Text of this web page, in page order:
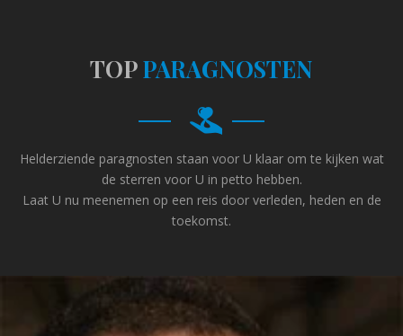
TOPPARAGNOSTEN
Helderziende paragnosten staan voor U klaar om te kijken wat
de sterren voor U in petto hebben.
Laat U nu meenemen op een reis door verleden, heden en de
toekomst.